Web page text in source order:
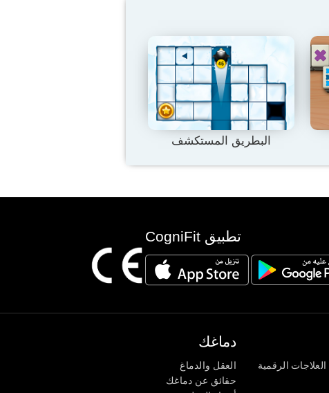
البطريق المستكشف
تطبيق CogniFit
دماغك
العقل والدماغ
حقائق عن دماغك
الرقمية